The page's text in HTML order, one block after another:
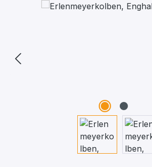
Bildergalerie überspringen